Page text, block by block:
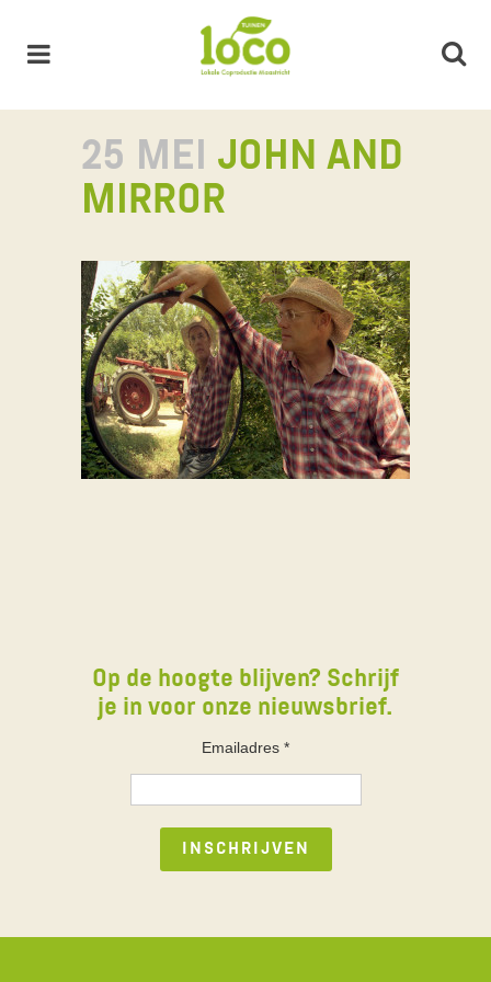
25 MEI
JOHN AND
MIRROR
Op de hoogte blijven? Schrijf
je in voor onze nieuwsbrief.
Emailadres *